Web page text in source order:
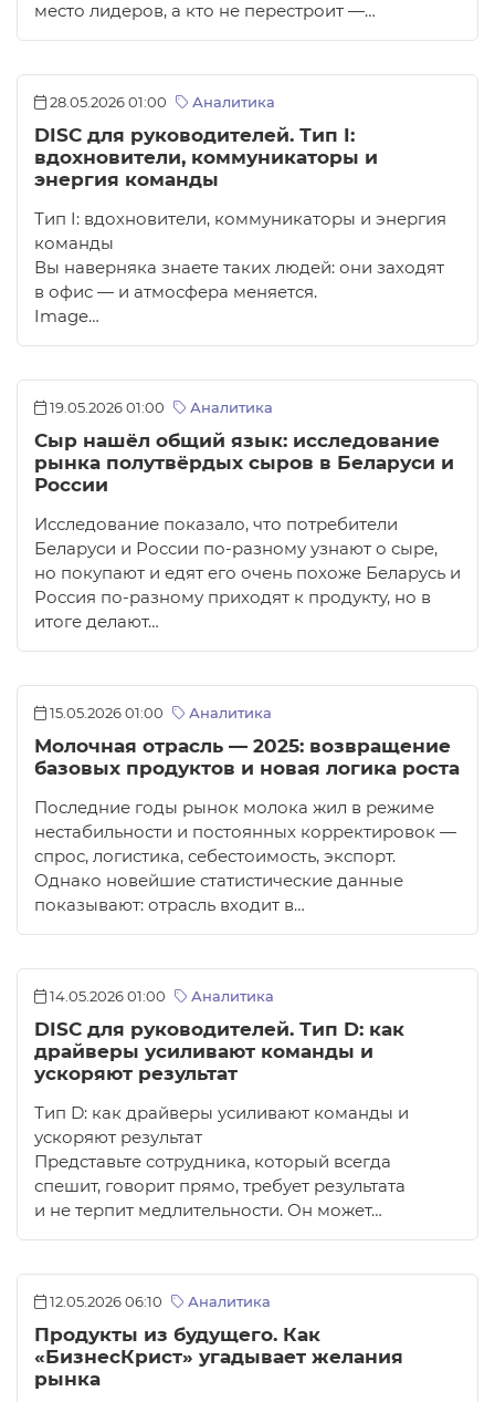
место лидеров, а кто не перестроит —…
28.05.2026 01:00 Аналитика
DISC для руководителей. Тип I:
вдохновители, коммуникаторы и
энергия команды
Тип I: вдохновители, коммуникаторы и энергия
команды
Вы наверняка знаете таких людей: они заходят
в офис — и атмосфера меняется.
Image…
19.05.2026 01:00 Аналитика
Сыр нашёл общий язык: исследование
рынка полутвёрдых сыров в Беларуси и
России
Исследование показало, что потребители
Беларуси и России по-разному узнают о сыре,
но покупают и едят его очень похоже Беларусь и
Россия по-разному приходят к продукту, но в
итоге делают…
15.05.2026 01:00 Аналитика
Молочная отрасль — 2025: возвращение
базовых продуктов и новая логика роста
Последние годы рынок молока жил в режиме
нестабильности и постоянных корректировок —
спрос, логистика, себестоимость, экспорт.
Однако новейшие статистические данные
показывают: отрасль входит в…
14.05.2026 01:00 Аналитика
DISC для руководителей. Тип D: как
драйверы усиливают команды и
ускоряют результат
Тип D: как драйверы усиливают команды и
ускоряют результат
Представьте сотрудника, который всегда
спешит, говорит прямо, требует результата
и не терпит медлительности. Он может…
12.05.2026 06:10 Аналитика
Продукты из будущего. Как
«БизнесКрист» угадывает желания
рынка